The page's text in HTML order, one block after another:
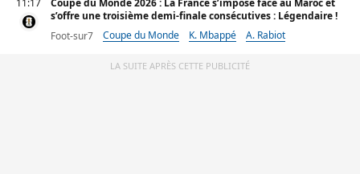
11:17
Coupe du Monde 2026 : La France s’impose face au Maroc et
s’offre une troisième demi-finale consécutives : Légendaire !
Foot-sur7
Coupe du Monde K. Mbappé A. Rabiot
LA SUITE APRÈS CETTE PUBLICITÉ